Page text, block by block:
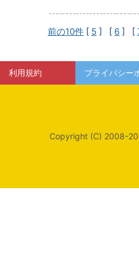
前の10件 [ 5 ] [ 6 ] [
利用規約 プライバシー
Copyright (C) 2008-